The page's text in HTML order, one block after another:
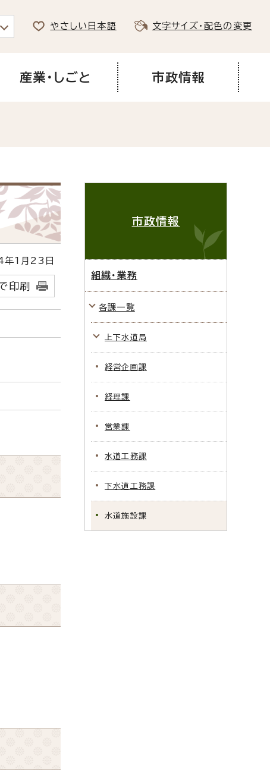
やさしい日本語 文字サイズ・配色の変更
産業・しごと 市政情報
1月23日
印刷
市政情報
組織・業務
各課一覧
上下水道局
経営企画課
経理課
営業課
水道工務課
下水道工務課
水道施設課